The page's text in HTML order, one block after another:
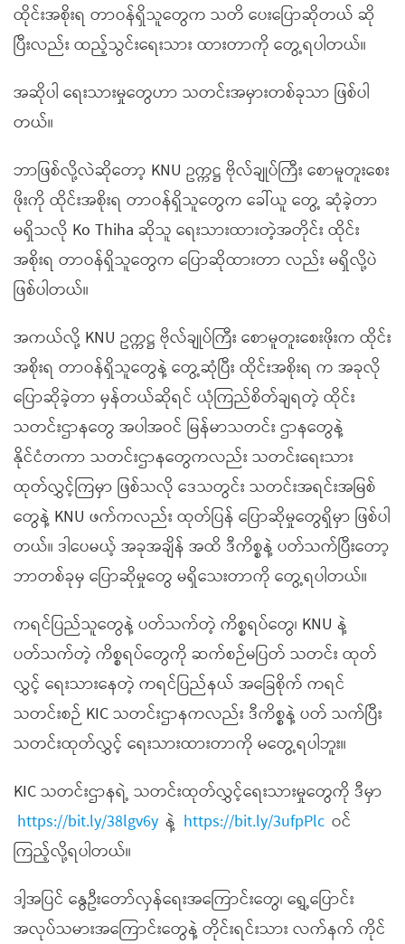
ထိုင်းအစိုးရ တာဝန်ရှိသူတွေက သတိ ပေးပြောဆိုတယ် ဆို
ပြီးလည်း ထည့်သွင်းရေးသား ထားတာကို တွေ့ရပါတယ်။
အဆိုပါ ရေးသားမှုတွေဟာ သတင်းအမှားတစ်ခုသာ ဖြစ်ပါ
တယ်။
ဘာဖြစ်လို့လဲဆိုတော့ KNU ဥက္ကဋ္ဌ ဗိုလ်ချုပ်ကြီး စောမူတူးစေး
ဖိုးကို ထိုင်းအစိုးရ တာဝန်ရှိသူတွေက ခေါ်ယူ တွေ့ ဆုံခဲ့တာ
မရှိသလို Ko Thiha ဆိုသူ ရေးသားထားတဲ့အတိုင်း ထိုင်း
အစိုးရ တာဝန်ရှိသူတွေက ပြောဆိုထားတာ လည်း မရှိလို့ပဲ
ဖြစ်ပါတယ်။
အကယ်လို့ KNU ဥက္ကဋ္ဌ ဗိုလ်ချုပ်ကြီး စောမူတူးစေးဖိုးက ထိုင်း
အစိုးရ တာဝန်ရှိသူတွေနဲ့ တွေ့ဆုံပြီး ထိုင်းအစိုးရ က အခုလို
ပြောဆိုခဲ့တာ မှန်တယ်ဆိုရင် ယုံကြည်စိတ်ချရတဲ့ ထိုင်း
သတင်းဌာနတွေ အပါအဝင် မြန်မာသတင်း ဌာနတွေနဲ့
နိုင်ငံတကာ သတင်းဌာနတွေကလည်း သတင်းရေးသား
ထုတ်လွှင့်ကြမှာ ဖြစ်သလို ဒေသတွင်း သတင်းအရင်းအမြစ်
တွေနဲ့ KNU ဖက်ကလည်း ထုတ်ပြန် ပြောဆိုမှုတွေရှိမှာ ဖြစ်ပါ
တယ်။ ဒါပေမယ့် အခုအချိန် အထိ ဒီကိစ္စနဲ့ ပတ်သက်ပြီးတော့
ဘာတစ်ခုမှ ပြောဆိုမှုတွေ မရှိသေးတာကို တွေ့ရပါတယ်။
ကရင်ပြည်သူတွေနဲ့ ပတ်သက်တဲ့ ကိစ္စရပ်တွေ၊ KNU နဲ့
ပတ်သက်တဲ့ ကိစ္စရပ်တွေကို ဆက်စဉ်မပြတ် သတင်း ထုတ်
လွှင့် ရေးသားနေတဲ့ ကရင်ပြည်နယ် အခြေစိုက် ကရင်
သတင်းစဉ် KIC သတင်းဌာနကလည်း ဒီကိစ္စနဲ့ ပတ် သက်ပြီး
သတင်းထုတ်လွှင့် ရေးသားထားတာကို မတွေ့ရပါဘူး။
KIC သတင်းဌာနရဲ့ သတင်းထုတ်လွှင့်ရေးသားမှုတွေကို ဒီမှာ
https://bit.ly/38lgv6y နဲ့ https://bit.ly/3ufpPlc ဝင်
ကြည့်လို့ရပါတယ်။
ဒါ့အပြင် နွေဦးတော်လှန်ရေးအကြောင်းတွေ၊ ရွှေ့ပြောင်း
အလုပ်သမားအကြောင်းတွေနဲ့ တိုင်းရင်းသား လက်နက် ကိုင်